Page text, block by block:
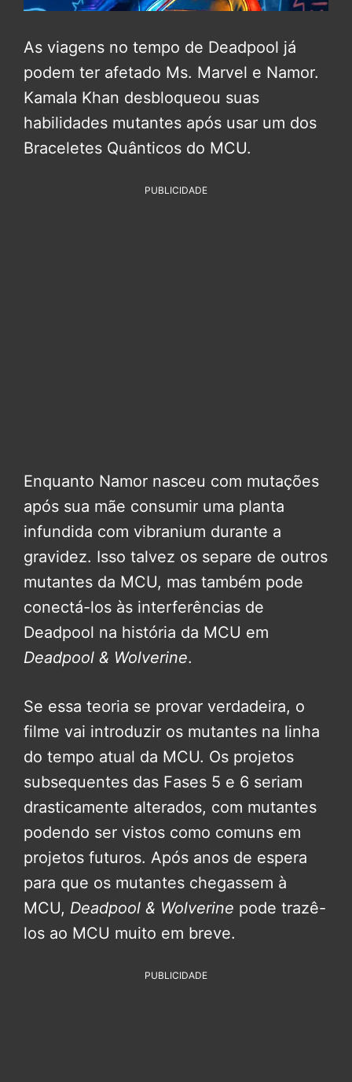
As viagens no tempo de Deadpool já
podem ter afetado Ms. Marvel e Namor.
Kamala Khan desbloqueou suas
habilidades mutantes após usar um dos
Braceletes Quânticos do MCU.
PUBLICIDADE
Enquanto Namor nasceu com mutações
após sua mãe consumir uma planta
infundida com vibranium durante a
gravidez. Isso talvez os separe de outros
mutantes da MCU, mas também pode
conectá-los às interferências de
Deadpool na história da MCU em
Deadpool & Wolverine.
Se essa teoria se provar verdadeira, o
filme vai introduzir os mutantes na linha
do tempo atual da MCU. Os projetos
subsequentes das Fases 5 e 6 seriam
drasticamente alterados, com mutantes
podendo ser vistos como comuns em
projetos futuros. Após anos de espera
para que os mutantes chegassem à
MCU, Deadpool & Wolverine pode trazê-
los ao MCU muito em breve.
PUBLICIDADE